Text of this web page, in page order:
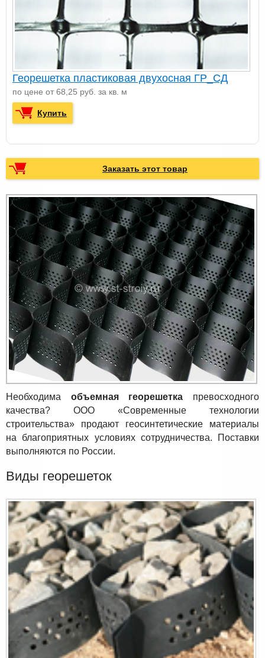
Георешетка пластиковая двухосная ГР_СД
по цене от 68,25 руб. за кв. м
Купить
Заказать этот товар
Необходима объемная георешетка превосходного
качества? ООО «Современные технологии
строительства» продают геосинтетические материалы
на благоприятных условиях сотрудничества. Поставки
выполняются по России.
Виды георешеток